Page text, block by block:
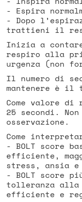
- Espira
- Dopo
trattieni il
Inizia a
respiro alla
urgenza (non
Il numero di
mantenere è il
Come valore di
25 secondi.
osservazione.
Come
- BOLT score
efficiente,
stress, ansia e
- BOLT score
tolleranza alla
efficiente e